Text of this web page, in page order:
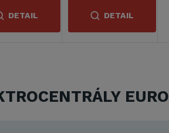
DETAIL DETAIL